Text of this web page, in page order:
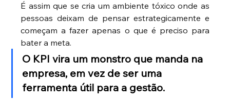
É assim que se cria um ambiente tóxico onde as
pessoas deixam de pensar estrategicamente e
começam a fazer apenas o que é preciso para
bater a meta.
O KPI vira um monstro que manda na
empresa, em vez de ser uma
ferramenta útil para a gestão.